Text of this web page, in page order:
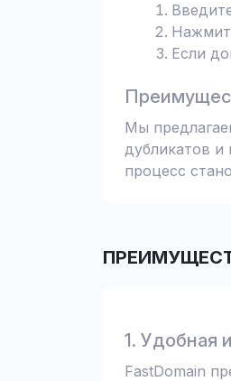
Если
Мы
дубликатов и
процесс
1. Удобная
FastDomain